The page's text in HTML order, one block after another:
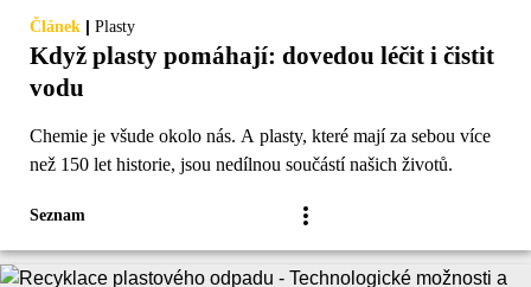
Článek | Plasty
Když plasty pomáhají: dovedou léčit i čistit
vodu
Chemie je všude okolo nás. A plasty, které mají za sebou více
než 150 let historie, jsou nedílnou součástí našich životů.
Seznam